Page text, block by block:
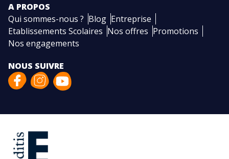
A PROPOS
Qui sommes-nous ? Blog Entreprise
Etablissements Scolaires Nos offres Promotions
Nos engagements
NOUS SUIVRE